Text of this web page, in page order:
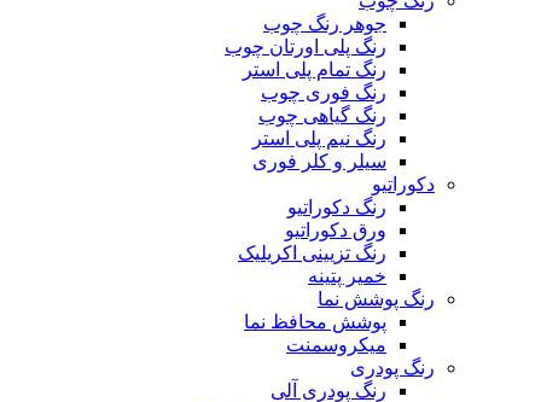
جوهر رنگ چوب
رنگ پلی اورتان چوب
رنگ تمام پلی استر
رنگ فوری چوب
رنگ گیاهی چوب
رنگ نیم پلی استر
سیلر و کلر فوری
دکوراتیو
رنگ دکوراتیو
ورق دکوراتیو
رنگ تزیینی اکریلیک
خمیر پتینه
رنگ پوشش نما
پوشش محافظ نما
میکروسمنت
رنگ پودری
رنگ پودری آلی